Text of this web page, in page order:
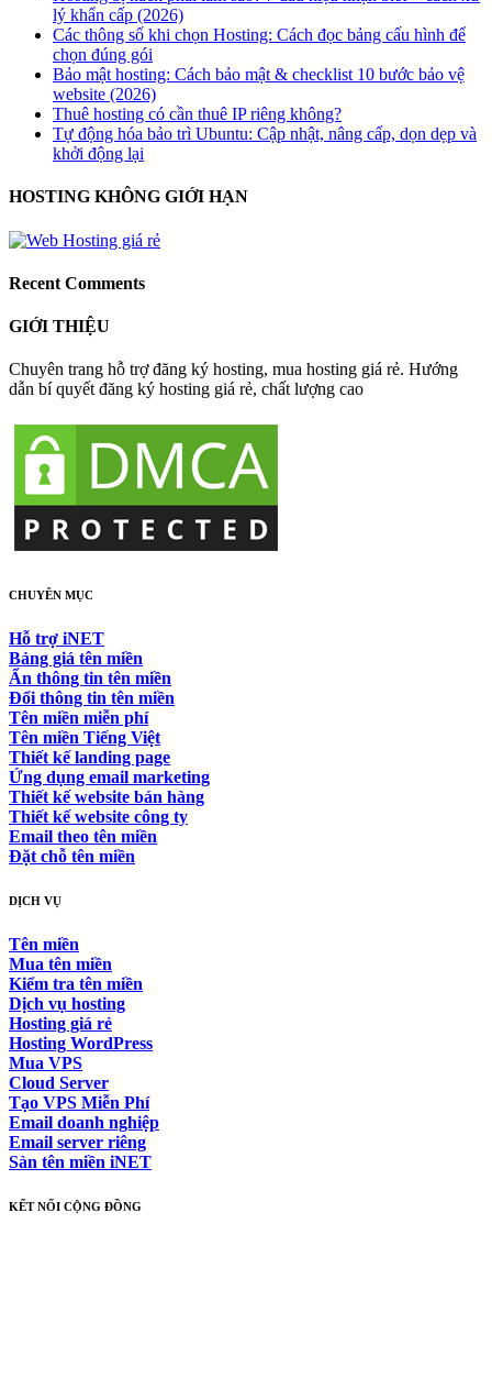
lý khẩn cấp (2026)
Các thông số khi chọn Hosting: Cách đọc bảng cấu hình để
chọn đúng gói
Bảo mật hosting: Cách bảo mật & checklist 10 bước bảo vệ
website (2026)
Thuê hosting có cần thuê IP riêng không?
Tự động hóa bảo trì Ubuntu: Cập nhật, nâng cấp, dọn dẹp và
khởi động lại
HOSTING KHÔNG GIỚI HẠN
Recent Comments
GIỚI THIỆU
Chuyên trang hỗ trợ đăng ký hosting, mua hosting giá rẻ. Hướng
dẫn bí quyết đăng ký hosting giá rẻ, chất lượng cao
CHUYÊN MỤC
Hỗ trợ iNET
Bảng giá tên miền
Ẩn thông tin tên miền
Đổi thông tin tên miền
Tên miền miễn phí
Tên miền Tiếng Việt
Thiết kế landing page
Ứng dụng email marketing
Thiết kế website bán hàng
Thiết kế website công ty
Email theo tên miền
Đặt chỗ tên miền
DỊCH VỤ
Tên miền
Mua tên miền
Kiểm tra tên miền
Dịch vụ hosting
Hosting giá rẻ
Hosting WordPress
Mua VPS
Cloud Server
Tạo VPS Miễn Phí
Email doanh nghiệp
Email server riêng
Sàn tên miền iNET
KẾT NỐI CỘNG ĐỒNG